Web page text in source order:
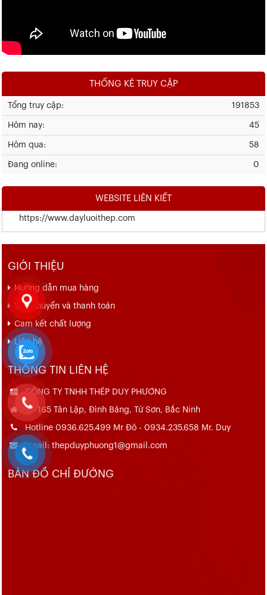
THỐNG KÊ TRUY CẬP
191853
Tổng truy cập:
45
Hôm nay:
58
Hôm qua:
0
Đang online:
WEBSITE LIÊN KIẾT
https://www.dayluoithep.com
GIỚI THIỆU
Hướng dẫn mua hàng
Vận chuyển và thanh toán
Cam kết chất lượng
Liên hệ
THÔNG TIN LIÊN HỆ
CÔNG TY TNHH THÉP DUY PHƯƠNG
Số 165 Tân Lập, Đình Bảng, Từ Sơn, Bắc Ninh
Hotline 0936.625.499 Mr Đô - 0934.235.658 Mr. Duy
Email: thepduyphuong1@gmail.com
BẢN ĐỒ CHỈ ĐƯỜNG